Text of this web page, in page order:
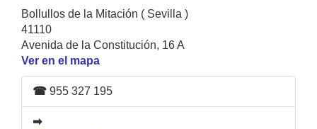
Bollullos de la Mitación ( Sevilla )
41110
Avenida de la Constitución, 16 A
Ver en el mapa
☎ 955 327 195
➡